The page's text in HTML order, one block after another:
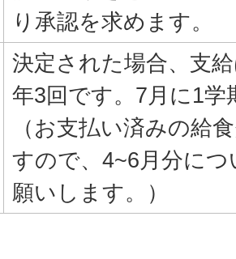
り承認を求めます。
決定された場合、支
年3回です。7月に1
（お支払い済みの給
すので、4~6月分に
願いします。）